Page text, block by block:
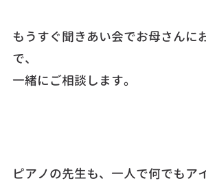
もうすぐ聞きあい会でお母さんに
で、
一緒にご相談します。
ピアノの先生も、一人で何でもア